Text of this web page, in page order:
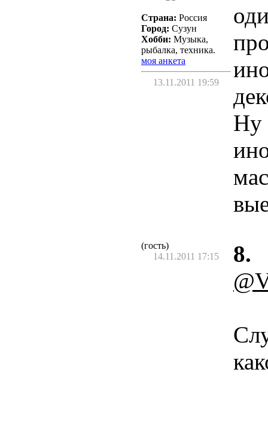
Страна: Россия
Город: Сузун
Хобби: Музыка,
рыбалка, техника.
моя анкета
13.11.2011 19:59
Ну
(гость)
14.11.2011 17:15
8.